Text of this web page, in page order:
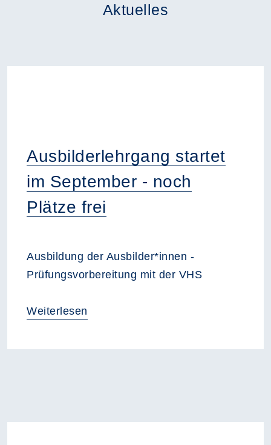
Aktuelles
Ausbilderlehrgang startet
im September - noch
Plätze frei
Ausbildung der Ausbilder*innen -
Prüfungsvorbereitung mit der VHS
Weiterlesen